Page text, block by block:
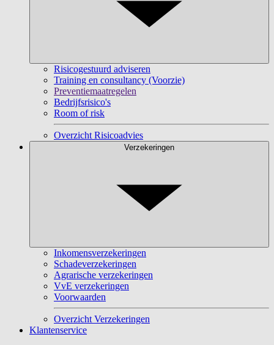
Risicogestuurd adviseren
Training en consultancy (Voorzie)
Preventiemaatregelen
Bedrijfsrisico's
Room of risk
Overzicht Risicoadvies
Verzekeringen
Inkomensverzekeringen
Schadeverzekeringen
Agrarische verzekeringen
VvE verzekeringen
Voorwaarden
Overzicht Verzekeringen
Klantenservice